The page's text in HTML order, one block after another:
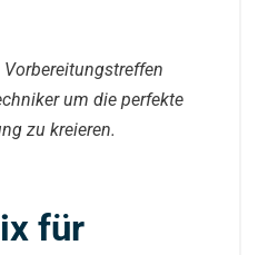
Vorbereitungstreffen
um die perfekte
zu kreieren.
für